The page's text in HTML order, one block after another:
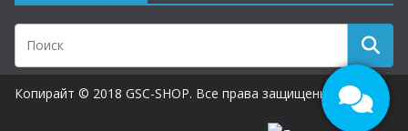
Копирайт © 2018 GSC-SHOP. Все права защищены.